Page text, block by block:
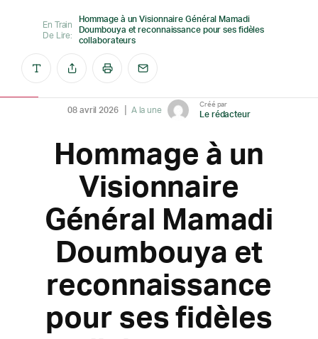
En Train
De Lire:
Hommage à un Visionnaire Général Mamadi
Doumbouya et reconnaissance pour ses fidèles
collaborateurs
08 avril 2026 A la une
Créé par
Le rédacteur
Hommage à un
Visionnaire
Général Mamadi
Doumbouya et
reconnaissance
pour ses fidèles